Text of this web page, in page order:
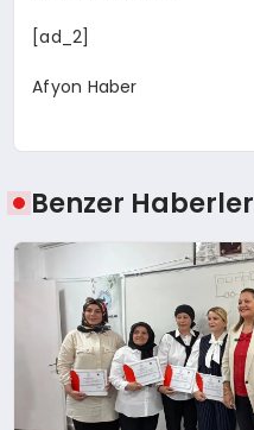
[ad_2]
Afyon Haber
Benzer Haberler